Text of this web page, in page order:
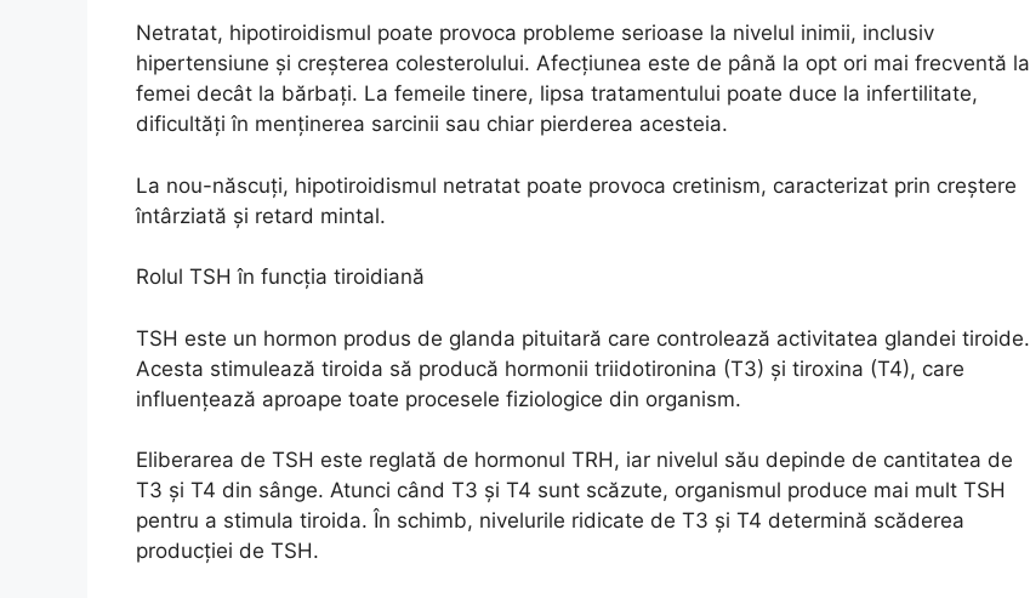
Netratat, hipotiroidismul poate provoca probleme serioase la nivelul inimii, inclusiv
hipertensiune și creșterea colesterolului. Afecțiunea este de până la opt ori mai frecventă la
femei decât la bărbați. La femeile tinere, lipsa tratamentului poate duce la infertilitate,
dificultăți în menținerea sarcinii sau chiar pierderea acesteia.
La nou-născuți, hipotiroidismul netratat poate provoca cretinism, caracterizat prin creștere
întârziată și retard mintal.
Rolul TSH în funcția tiroidiană
TSH este un hormon produs de glanda pituitară care controlează activitatea glandei tiroide.
Acesta stimulează tiroida să producă hormonii triidotironina (T3) și tiroxina (T4), care
influențează aproape toate procesele fiziologice din organism.
Eliberarea de TSH este reglată de hormonul TRH, iar nivelul său depinde de cantitatea de
T3 și T4 din sânge. Atunci când T3 și T4 sunt scăzute, organismul produce mai mult TSH
pentru a stimula tiroida. În schimb, nivelurile ridicate de T3 și T4 determină scăderea
producției de TSH.